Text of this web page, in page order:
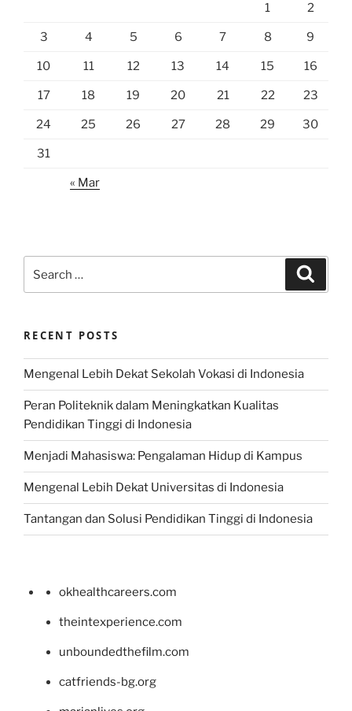
1 2
3 4 5 6 7 8 9
10 11 12 13 14 15 16
17 18 19 20 21 22 23
24 25 26 27 28 29 30
31
« Mar
for:
RECENT POSTS
Mengenal Lebih Dekat Sekolah Vokasi di Indonesia
Peran Politeknik dalam Meningkatkan Kualitas
Pendidikan Tinggi di Indonesia
Menjadi Mahasiswa: Pengalaman Hidup di Kampus
Mengenal Lebih Dekat Universitas di Indonesia
Tantangan dan Solusi Pendidikan Tinggi di Indonesia
okhealthcareers.com
theintexperience.com
unboundedthefilm.com
catfriends-bg.org